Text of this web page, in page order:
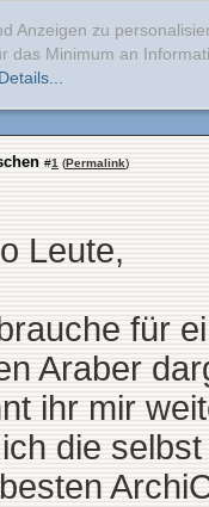
Anzeigen zu
das Minimum an
#1 (Permalink)
Leute,
für
Araber
ihr mir
die